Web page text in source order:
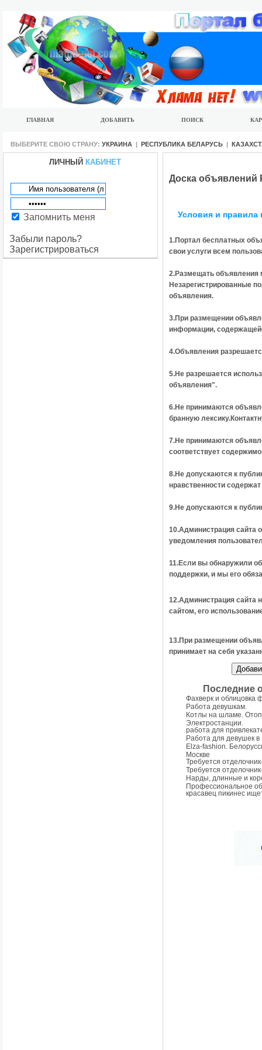
ГЛАВНАЯ ДОБАВИТЬ ПОИСК
ВЫБЕРИТЕ СВОЮ СТРАНУ: УКРАИНА | РЕСПУБЛИКА БЕЛАРУСЬ |
ЛИЧНЫЙ КАБИНЕТ
Запомнить меня
Забыли пароль?
Зарегистрироваться
Доска объявлений
Условия и правила
1.Портал бесплатных
свои услуги всем
2.Размещать объявления
Незарегистрированные
объявления.
3.При размещении
информации,
4.Объявления
5.Не разрешается
объявления".
6.Не принимаются
бранную
7.Не принимаются
соответствует
8.Не допускаются к
нравственности
9.Не допускаются к
10.Администрация сайта
уведомления
11.Если вы обнаружили
поддержки, и мы его
12.Администрация сайта
сайтом, его
13.При размещении
принимает на себя
Последние
Фахверк и облицовка
Работа девушкам.
Котлы на шламе.
Электростанции.
работа для
Работа для девушек в
Elza-fashion.
Москве
Требуется
Требуется
Нарды, длинные и
Профессиональное
красавец пикинес